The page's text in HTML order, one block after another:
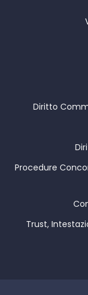
Diritto
Procedure
Trust,